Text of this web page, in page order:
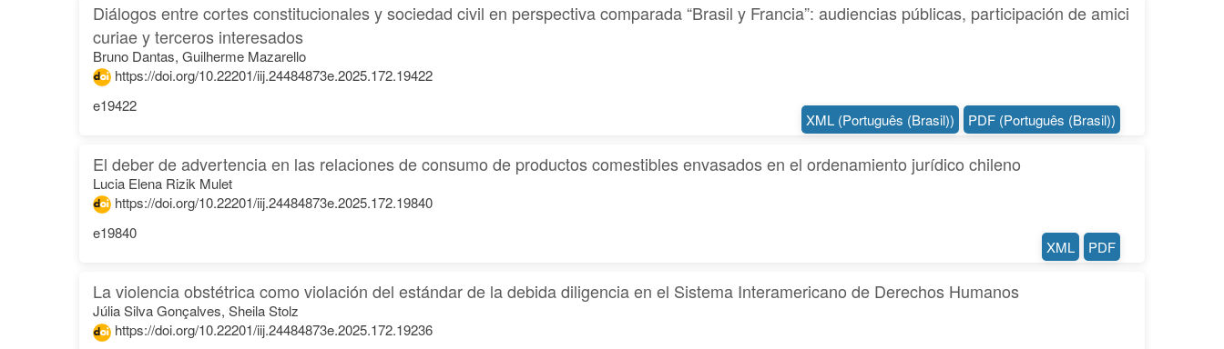
Diálogos entre cortes constitucionales y sociedad civil en perspectiva comparada “Brasil y Francia”: audiencias públicas, participación de amici
curiae y terceros interesados
Bruno Dantas, Guilherme Mazarello
https://doi.org/10.22201/iij.24484873e.2025.172.19422
e19422
PDF (Português (Brasil))
XML (Português (Brasil))
El deber de advertencia en las relaciones de consumo de productos comestibles envasados en el ordenamiento jurídico chileno
Lucia Elena Rizik Mulet
https://doi.org/10.22201/iij.24484873e.2025.172.19840
e19840
PDF
XML
La violencia obstétrica como violación del estándar de la debida diligencia en el Sistema Interamericano de Derechos Humanos
Júlia Silva Gonçalves, Sheila Stolz
https://doi.org/10.22201/iij.24484873e.2025.172.19236